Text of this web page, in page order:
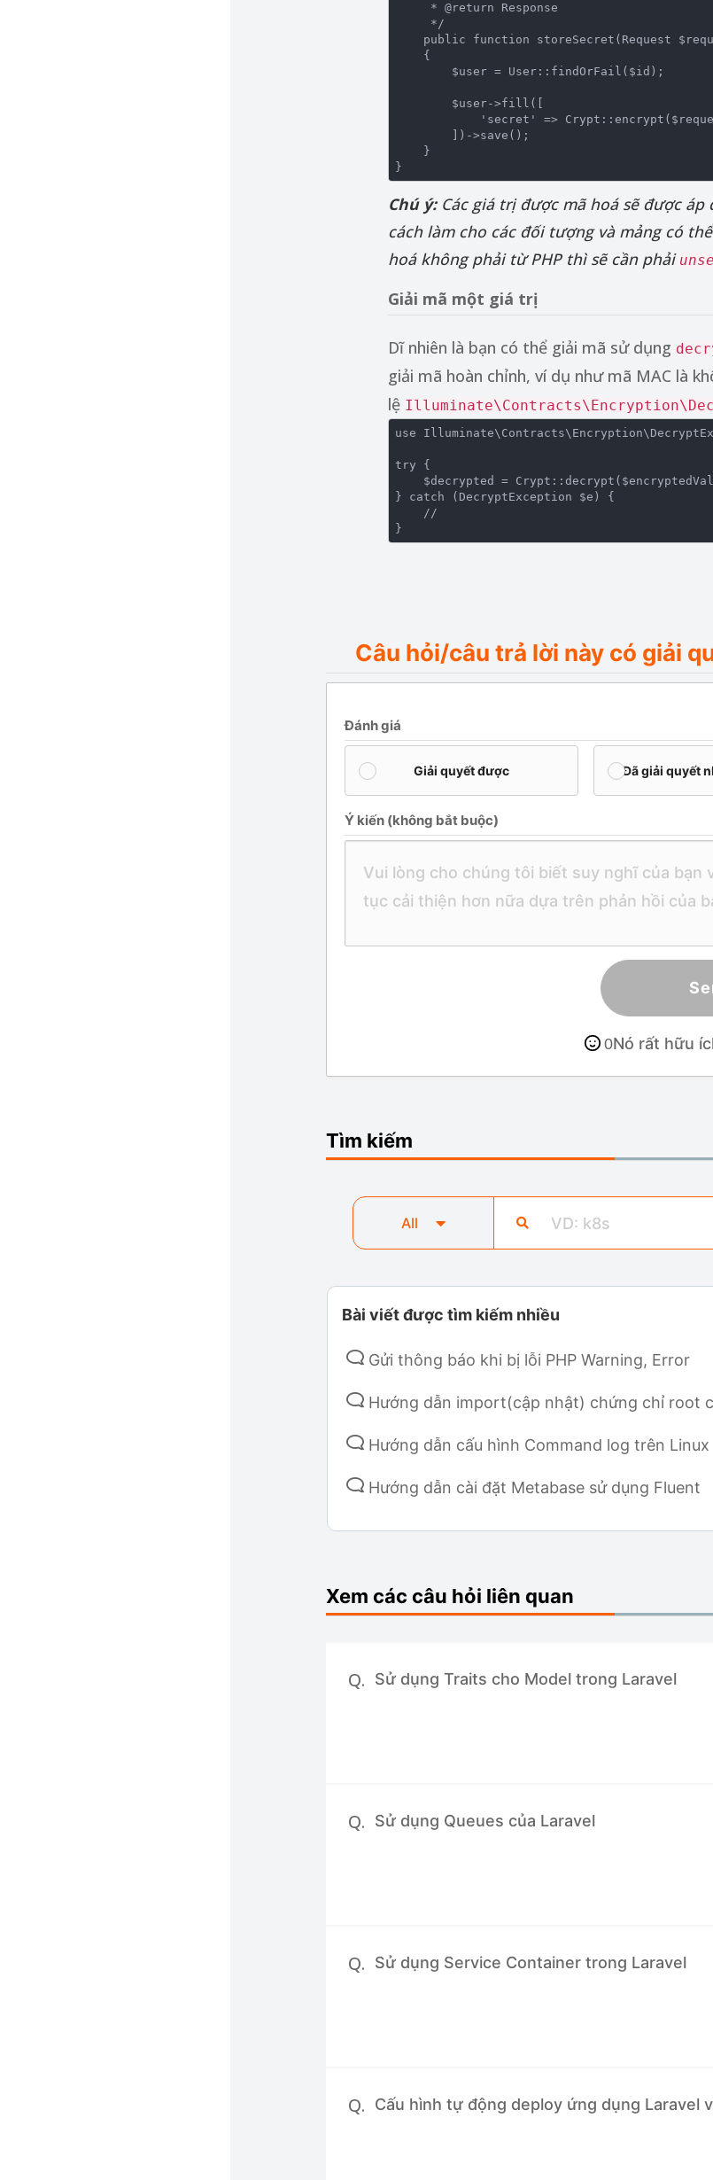
     *
@return Response
     */
public
function storeSecret (Request
{
'secret'
=>
Chú ý:Các giá trị được mã hoá sẽ được áp
cách làm cho các đối tượng và mảng có
hoá không phải từ PHP thì sẽ cần phải
Giải mã một giá trị
Dĩ nhiên là bạn có thể giải mã sử dụng
giải mã hoàn chỉnh, ví dụ như mã MAC là
lệ
use Illuminate\ Contracts\ Encryption\
try {
} catch (DecryptException $e) {
//
}
Câu hỏi/câu trả lời này có giải
Đánh giá
Giải quyết được Đã giải quyết
Ý kiến ​​(không bắt buộc)
0Nó rất hữu
Tìm kiếm
All
Bài viết được tìm kiếm nhiều
Gửi thông báo khi bị lỗi PHP Warning, Error
Hướng dẫn import(cập nhật) chứng chỉ root
Hướng dẫn cấu hình Command log trên Linux
Hướng dẫn cài đặt Metabase sử dụng Fluent
Hướng dẫn cài đặt v2board trên AAPANEL
CI/CD với Jenkins và Docker
Xem các câu hỏi liên quan
Q. Sử dụng Traits cho Model trong Laravel
Q. Sử dụng Queues của Laravel
Q. Sử dụng Service Container trong Laravel
Q. Cấu hình tự động deploy ứng dụng Laravel